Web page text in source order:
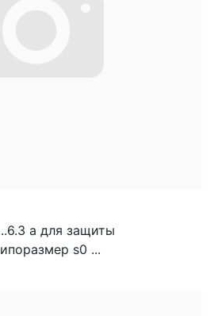
a для защиты
s0 ...